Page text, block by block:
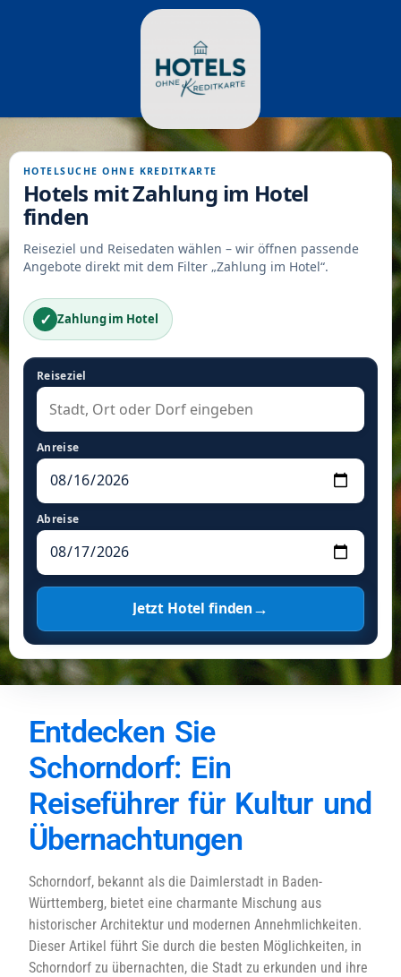
HOTELSUCHE OHNE KREDITKARTE
Hotels mit Zahlung im Hotel
finden
Reiseziel und Reisedaten wählen – wir öffnen passende
Angebote direkt mit dem Filter „Zahlung im Hotel“.
✓ Zahlung im Hotel
Reiseziel
Anreise
Abreise
Jetzt Hotel finden→
Entdecken Sie
Schorndorf: Ein
Reiseführer für Kultur und
Übernachtungen
Schorndorf, bekannt als die Daimlerstadt in Baden-
Württemberg, bietet eine charmante Mischung aus
historischer Architektur und modernen Annehmlichkeiten.
Dieser Artikel führt Sie durch die besten Möglichkeiten, in
Schorndorf zu übernachten, die Stadt zu erkunden und ihre